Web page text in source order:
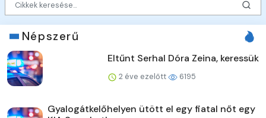
Népszerű
Eltűnt Serhal Dóra Zeina, keressük
2 éve ezelőtt 6195
Gyalogátkelőhelyen ütött el egy fiatal nőt egy